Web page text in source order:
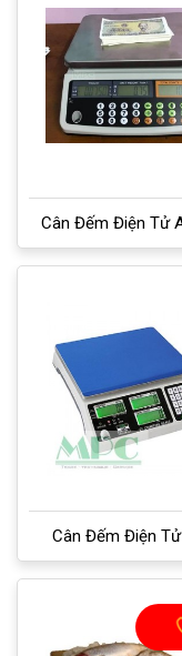
Cân Đếm Điện Tử
Cân Đếm Điện